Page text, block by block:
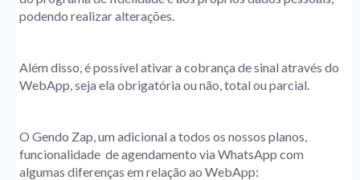
podendo realizar alterações.
Além disso, é possível ativar a cobrança de sinal através do
WebApp, seja ela obrigatória ou não, total ou parcial.
O Gendo Zap, um adicional a todos os nossos planos,
funcionalidade de agendamento via WhatsApp com
algumas diferenças em relação ao WebApp: